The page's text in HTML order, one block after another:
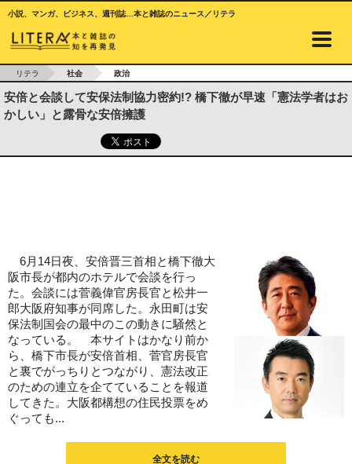
小説、マンガ、ビジネス、週刊誌…本と雑誌のニュース／リテラ
リテラ 社会 政治
安倍と会談して安保法制協力密約!? 橋下徹が早速「憲法学者はお
かしい」と露骨な安倍擁護
6月14日夜、安倍晋三首相と橋下徹大
阪市長が都内のホテルで会談を行っ
た。会談には菅義偉官房長官と松井一
郎大阪府知事が同席した。永田町は安
保法制国会の最中のこの動きに騒然と
なっている。 本サイトはかなり前か
ら、橋下市長が安倍首相、菅官房長官
と裏でがっちりとつながり、憲法改正
のための連立を企てていることを報道
してきた。大阪都構想の住民投票をめ
ぐっても...
全文を読む